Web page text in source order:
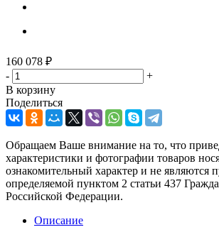
160 078 ₽
-
+
В корзину
Поделиться
Обращаем Ваше внимание на то, что
характеристики и фотографии товаров
ознакомительный характер и не являются
определяемой пунктом 2 статьи 437
Российской Федерации.
Описание